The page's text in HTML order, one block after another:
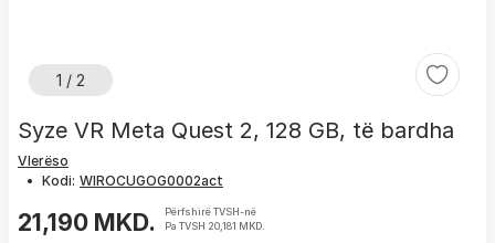
1 / 2
Syze VR Meta Quest 2, 128 GB, të bardha
Vlerëso
• Kodi:
21,190 MKD.
Përfshirë TVSH-në
Pa TVSH 20,181 MKD.